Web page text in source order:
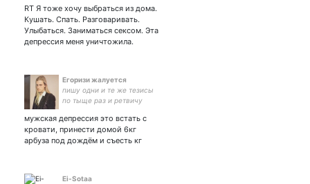
Ненависть бесплатна.
RT Я тоже хочу выбраться из дома.
Кушать. Спать. Разговаривать.
Улыбаться. Заниматься сексом. Эта
депрессия меня уничтожила.
Егоризи жалуется
пишу одни и те же тезисы
по тыще раз и ретвичу
мужская депрессия это встать с
кровати, принести домой 6кг
арбуза под дождём и съесть кг
Ei-Sotaa